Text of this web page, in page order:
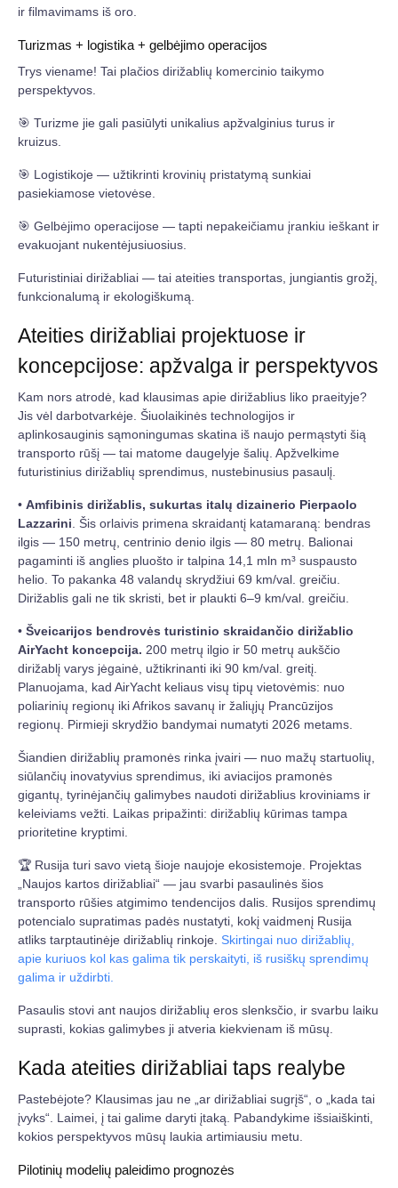
ir filmavimams iš oro.
Turizmas + logistika + gelbėjimo operacijos
Trys viename! Tai plačios dirižablių komercinio taikymo
perspektyvos.
🎯 Turizme jie gali pasiūlyti unikalius apžvalginius turus ir
kruizus.
🎯 Logistikoje — užtikrinti krovinių pristatymą sunkiai
pasiekiamose vietovėse.
🎯 Gelbėjimo operacijose — tapti nepakeičiamu įrankiu ieškant ir
evakuojant nukentėjusiuosius.
Futuristiniai dirižabliai — tai ateities transportas, jungiantis grožį,
funkcionalumą ir ekologiškumą.
Ateities dirižabliai projektuose ir
koncepcijose: apžvalga ir perspektyvos
Kam nors atrodė, kad klausimas apie dirižablius liko praeityje?
Jis vėl darbotvarkėje. Šiuolaikinės technologijos ir
aplinkosauginis sąmoningumas skatina iš naujo permąstyti šią
transporto rūšį — tai matome daugelyje šalių. Apžvelkime
futuristinius dirižablių sprendimus, nustebinusius pasaulį.
• Amfibinis dirižablis, sukurtas italų dizainerio Pierpaolo
Lazzarini. Šis orlaivis primena skraidantį katamaraną: bendras
ilgis — 150 metrų, centrinio denio ilgis — 80 metrų. Balionai
pagaminti iš anglies pluošto ir talpina 14,1 mln m³ suspausto
helio. To pakanka 48 valandų skrydžiui 69 km/val. greičiu.
Dirižablis gali ne tik skristi, bet ir plaukti 6–9 km/val. greičiu.
• Šveicarijos bendrovės turistinio skraidančio dirižablio
AirYacht koncepcija. 200 metrų ilgio ir 50 metrų aukščio
dirižablį varys jėgainė, užtikrinanti iki 90 km/val. greitį.
Planuojama, kad AirYacht keliaus visų tipų vietovėmis: nuo
poliarinių regionų iki Afrikos savanų ir žaliųjų Prancūzijos
regionų. Pirmieji skrydžio bandymai numatyti 2026 metams.
Šiandien dirižablių pramonės rinka įvairi — nuo mažų startuolių,
siūlančių inovatyvius sprendimus, iki aviacijos pramonės
gigantų, tyrinėjančių galimybes naudoti dirižablius kroviniams ir
keleiviams vežti. Laikas pripažinti: dirižablių kūrimas tampa
prioritetine kryptimi.
🏆 Rusija turi savo vietą šioje naujoje ekosistemoje. Projektas
„Naujos kartos dirižabliai“ — jau svarbi pasaulinės šios
transporto rūšies atgimimo tendencijos dalis. Rusijos sprendimų
potencialo supratimas padės nustatyti, kokį vaidmenį Rusija
atliks tarptautinėje dirižablių rinkoje. Skirtingai nuo dirižablių,
apie kuriuos kol kas galima tik perskaityti, iš rusiškų sprendimų
galima ir uždirbti.
Pasaulis stovi ant naujos dirižablių eros slenksčio, ir svarbu laiku
suprasti, kokias galimybes ji atveria kiekvienam iš mūsų.
Kada ateities dirižabliai taps realybe
Pastebėjote? Klausimas jau ne „ar dirižabliai sugrįš“, o „kada tai
įvyks“. Laimei, į tai galime daryti įtaką. Pabandykime išsiaiškinti,
kokios perspektyvos mūsų laukia artimiausiu metu.
Pilotinių modelių paleidimo prognozės